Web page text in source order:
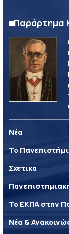
Παράρτημα
Νέα
Το
Σχετικά
Το ΕΚΠΑ στην
Νέα &